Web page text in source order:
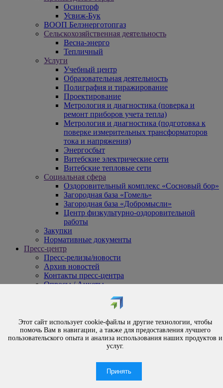
Осинторф
Усвиж-Бук
ВООП Белэнерготопгаз
Сельскохозяйственная деятельность
Весна-энерго
Тепличный
Услуги
Учебный центр
Образовательная деятельность
Полиграфия и тиражирование
Проектирование
Метрология и диагностика (поверка и
ремонт приборов учета тепла)
Метрология и диагностика (подготовка к
поверке измерительных трансформаторов
тока и напряжения)
Энергосбыт
Витебские электрические сети
Витебские тепловые сети
Социальная сфера
Оздоровительный комплекс «Сосновый бор»
Загородная база «Гомель»
Загородная база «Добромысли»
Центр физкультурно-оздоровительной
работы
Закупки
Нормативные документы
Пресс-центр
Пресс-релизы/новости
Архив новостей
Контакты пресс-центра
Опросы / Анкеты
Обращения
Порядок рассмотрения обращений
Личный приём
Электронные обращения
Часто задаваемые вопросы
Этот сайт использует cookie-файлы и другие технологии, чтобы
помочь Вам в навигации, а также для предоставления лучшего
пользовательского опыта и анализа использования наших продуктов и
услуг.
Принять